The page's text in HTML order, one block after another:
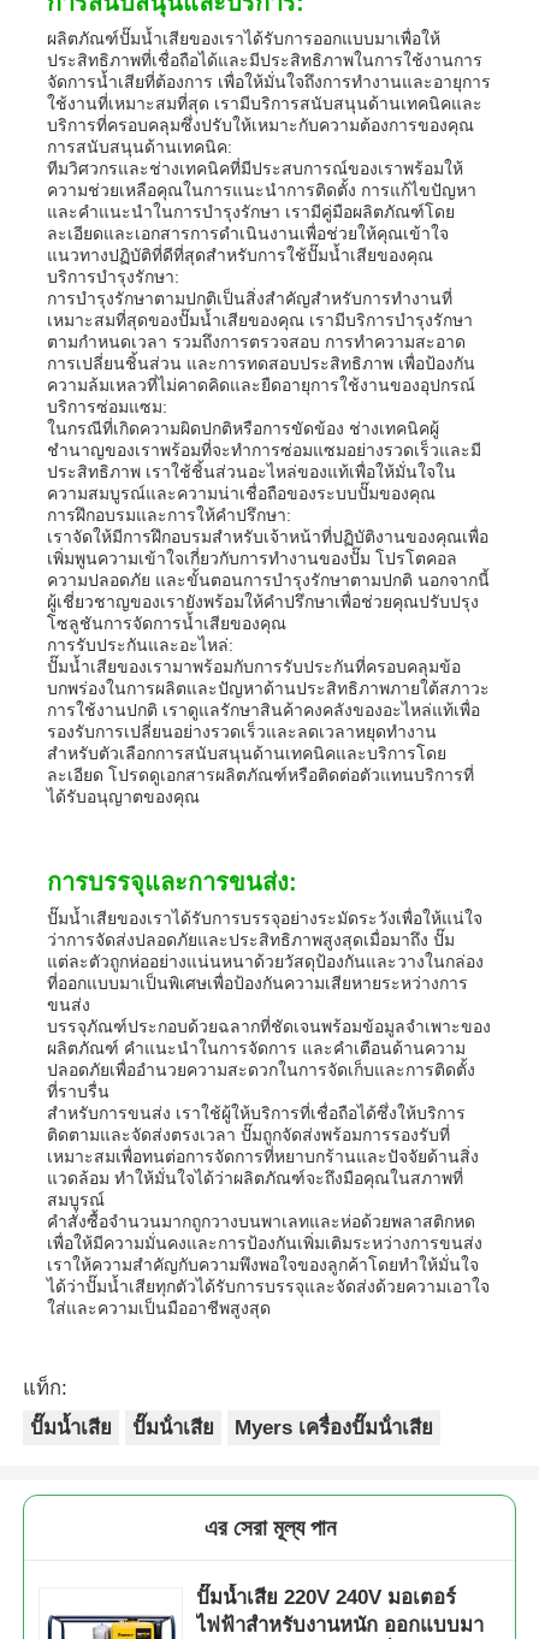
ผลิตภัณฑ์ปั๊มน้ำเสียของเราได้รับการออกแบบมาเพื่อให้
ประสิทธิภาพที่เชื่อถือได้และมีประสิทธิภาพในการใช้งานการ
จัดการน้ำเสียที่ต้องการ เพื่อให้มั่นใจถึงการทำงานและอายุการ
ใช้งานที่เหมาะสมที่สุด เรามีบริการสนับสนุนด้านเทคนิคและ
บริการที่ครอบคลุมซึ่งปรับให้เหมาะกับความต้องการของคุณ
การสนับสนุนด้านเทคนิค:
ทีมวิศวกรและช่างเทคนิคที่มีประสบการณ์ของเราพร้อมให้
ความช่วยเหลือคุณในการแนะนำการติดตั้ง การแก้ไขปัญหา
และคำแนะนำในการบำรุงรักษา เรามีคู่มือผลิตภัณฑ์โดย
ละเอียดและเอกสารการดำเนินงานเพื่อช่วยให้คุณเข้าใจ
แนวทางปฏิบัติที่ดีที่สุดสำหรับการใช้ปั๊มน้ำเสียของคุณ
บริการบำรุงรักษา:
การบำรุงรักษาตามปกติเป็นสิ่งสำคัญสำหรับการทำงานที่
เหมาะสมที่สุดของปั๊มน้ำเสียของคุณ เรามีบริการบำรุงรักษา
ตามกำหนดเวลา รวมถึงการตรวจสอบ การทำความสะอาด
การเปลี่ยนชิ้นส่วน และการทดสอบประสิทธิภาพ เพื่อป้องกัน
ความล้มเหลวที่ไม่คาดคิดและยืดอายุการใช้งานของอุปกรณ์
บริการซ่อมแซม:
ในกรณีที่เกิดความผิดปกติหรือการขัดข้อง ช่างเทคนิคผู้
ชำนาญของเราพร้อมที่จะทำการซ่อมแซมอย่างรวดเร็วและมี
ประสิทธิภาพ เราใช้ชิ้นส่วนอะไหล่ของแท้เพื่อให้มั่นใจใน
ความสมบูรณ์และความน่าเชื่อถือของระบบปั๊มของคุณ
การฝึกอบรมและการให้คำปรึกษา:
เราจัดให้มีการฝึกอบรมสำหรับเจ้าหน้าที่ปฏิบัติงานของคุณเพื่อ
เพิ่มพูนความเข้าใจเกี่ยวกับการทำงานของปั๊ม โปรโตคอล
ความปลอดภัย และขั้นตอนการบำรุงรักษาตามปกติ นอกจากนี้
ผู้เชี่ยวชาญของเรายังพร้อมให้คำปรึกษาเพื่อช่วยคุณปรับปรุง
โซลูชันการจัดการน้ำเสียของคุณ
การรับประกันและอะไหล่:
ปั๊มน้ำเสียของเรามาพร้อมกับการรับประกันที่ครอบคลุมข้อ
บกพร่องในการผลิตและปัญหาด้านประสิทธิภาพภายใต้สภาวะ
การใช้งานปกติ เราดูแลรักษาสินค้าคงคลังของอะไหล่แท้เพื่อ
รองรับการเปลี่ยนอย่างรวดเร็วและลดเวลาหยุดทำงาน
สำหรับตัวเลือกการสนับสนุนด้านเทคนิคและบริการโดย
ละเอียด โปรดดูเอกสารผลิตภัณฑ์หรือติดต่อตัวแทนบริการที่
ได้รับอนุญาตของคุณ
การบรรจุและการขนส่ง:
ปั๊มน้ำเสียของเราได้รับการบรรจุอย่างระมัดระวังเพื่อให้แน่ใจ
ว่าการจัดส่งปลอดภัยและประสิทธิภาพสูงสุดเมื่อมาถึง ปั๊ม
แต่ละตัวถูกห่ออย่างแน่นหนาด้วยวัสดุป้องกันและวางในกล่อง
ที่ออกแบบมาเป็นพิเศษเพื่อป้องกันความเสียหายระหว่างการ
ขนส่ง
บรรจุภัณฑ์ประกอบด้วยฉลากที่ชัดเจนพร้อมข้อมูลจำเพาะของ
ผลิตภัณฑ์ คำแนะนำในการจัดการ และคำเตือนด้านความ
ปลอดภัยเพื่ออำนวยความสะดวกในการจัดเก็บและการติดตั้ง
ที่ราบรื่น
สำหรับการขนส่ง เราใช้ผู้ให้บริการที่เชื่อถือได้ซึ่งให้บริการ
ติดตามและจัดส่งตรงเวลา ปั๊มถูกจัดส่งพร้อมการรองรับที่
เหมาะสมเพื่อทนต่อการจัดการที่หยาบกร้านและปัจจัยด้านสิ่ง
แวดล้อม ทำให้มั่นใจได้ว่าผลิตภัณฑ์จะถึงมือคุณในสภาพที่
สมบูรณ์
คำสั่งซื้อจำนวนมากถูกวางบนพาเลทและห่อด้วยพลาสติกหด
เพื่อให้มีความมั่นคงและการป้องกันเพิ่มเติมระหว่างการขนส่ง
เราให้ความสำคัญกับความพึงพอใจของลูกค้าโดยทำให้มั่นใจ
ได้ว่าปั๊มน้ำเสียทุกตัวได้รับการบรรจุและจัดส่งด้วยความเอาใจ
ใส่และความเป็นมืออาชีพสูงสุด
แท็ก:
ปั๊มน้ำเสีย
ปั๊มน้ําเสีย Myers เครื่องปั๊มน้ําเสีย
এর সেরা মূল্য পান
ปั๊มน้ำเสีย 220V 240V มอเตอร์
ไฟฟ้าสำหรับงานหนัก ออกแบบมา